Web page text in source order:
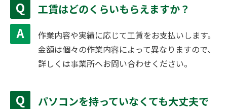
工賃はどのくらいもらえますか？
作業内容や実績に応じて工賃をお支払いします。
金額は個々の作業内容によって異なりますので、
詳しくは事業所へお問い合わせください。
パソコンを持っていなくても大丈夫で